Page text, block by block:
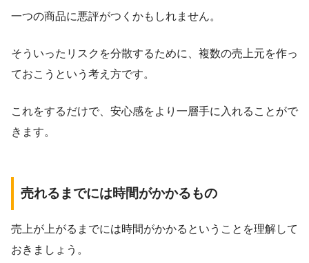
一つの商品に悪評がつくかもしれません。
そういったリスクを分散するために、複数の売上元を作っ
ておこうという考え方です。
これをするだけで、安心感をより一層手に入れることがで
きます。
売れるまでには時間がかかるもの
売上が上がるまでには時間がかかるということを理解して
おきましょう。